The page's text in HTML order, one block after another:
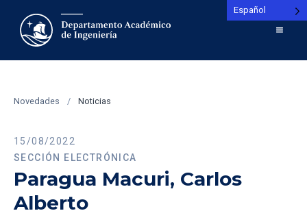
Novedades / Noticias
15/08/2022
SECCIÓN ELECTRÓNICA
Paragua Macuri, Carlos
Alberto
Español